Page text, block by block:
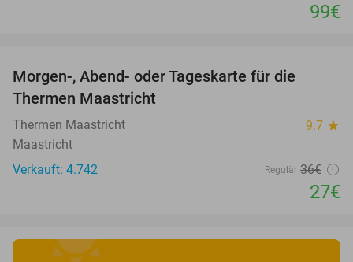
99€
Morgen-, Abend- oder Tageskarte für die
Thermen Maastricht
Thermen Maastricht 9.7 star
Maastricht
Verkauft: 4.742
Regulär 36€
27€